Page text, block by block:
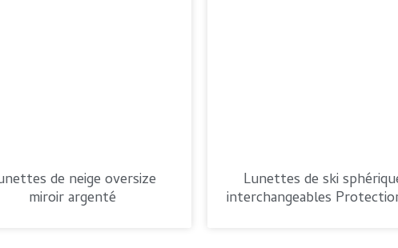
de neige oversize
miroir argenté
Lunettes de ski
interchangeables